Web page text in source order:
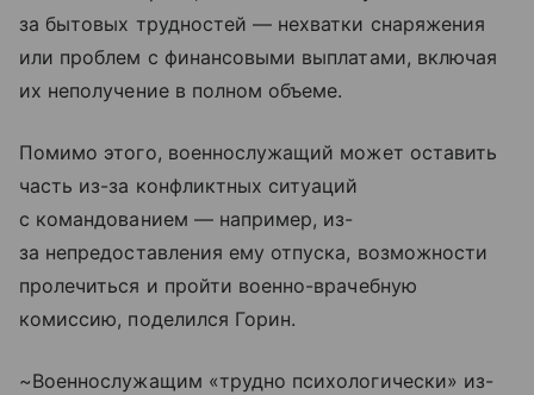
за бытовых трудностей — нехватки снаряжения
или проблем с финансовыми выплатами, включая
их неполучение в полном объеме.
Помимо этого, военнослужащий может оставить
часть из-за конфликтных ситуаций
с командованием — например, из-
за непредоставления ему отпуска, возможности
пролечиться и пройти военно-врачебную
комиссию, поделился Горин.
~Военнослужащим «трудно психологически» из-